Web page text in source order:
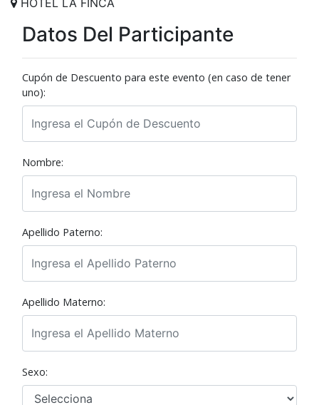
Datos Del Participante
Cupón de Descuento para este evento (en caso de tener
uno):
Nombre:
Apellido Paterno:
Apellido Materno:
Sexo: